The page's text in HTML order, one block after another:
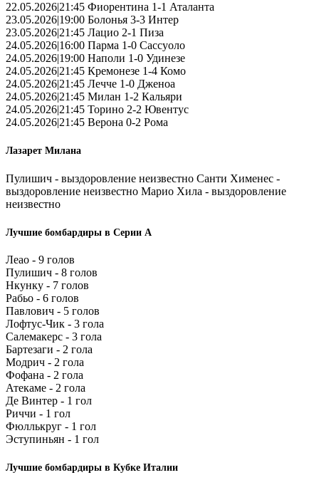
22.05.2026|21:45 Фиорентина 1-1 Аталанта
23.05.2026|19:00 Болонья 3-3 Интер
23.05.2026|21:45 Лацио 2-1 Пиза
24.05.2026|16:00 Парма 1-0 Сассуоло
24.05.2026|19:00 Наполи 1-0 Удинезе
24.05.2026|21:45 Кремонезе 1-4 Комо
24.05.2026|21:45 Лечче 1-0 Дженоа
24.05.2026|21:45 Милан 1-2 Кальяри
24.05.2026|21:45 Торино 2-2 Ювентус
24.05.2026|21:45 Верона 0-2 Рома
Лазарет Милана
Пулишич - выздоровление неизвестно Санти Хименес -
выздоровление неизвестно Марио Хила - выздоровление
неизвестно
Лучшие бомбардиры в Серии А
Леао - 9 голов
Пулишич - 8 голов
Нкунку - 7 голов
Рабьо - 6 голов
Павлович - 5 голов
Лофтус-Чик - 3 гола
Салемакерс - 3 гола
Бартезаги - 2 гола
Модрич - 2 гола
Фофана - 2 гола
Атекаме - 2 гола
Де Винтер - 1 гол
Риччи - 1 гол
Фюллькруг - 1 гол
Эступиньян - 1 гол
Лучшие бомбардиры в Кубке Италии